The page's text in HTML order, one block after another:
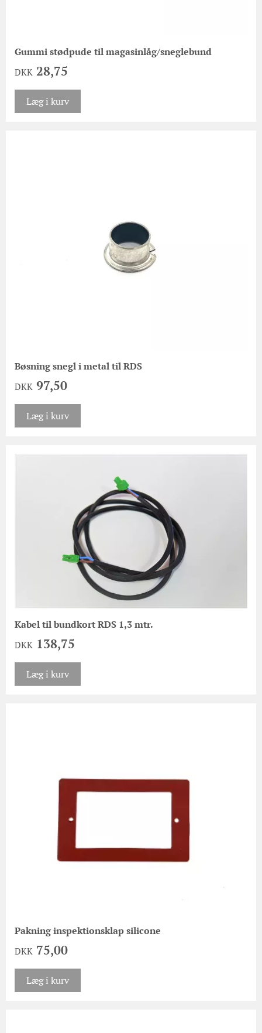
Gummi stødpude til magasinlåg/sneglebund
DKK 28,75
Læg i kurv
Bøsning snegl i metal til RDS
DKK 97,50
Læg i kurv
Kabel til bundkort RDS 1,3 mtr.
DKK 138,75
Læg i kurv
Pakning inspektionsklap silicone
DKK 75,00
Læg i kurv